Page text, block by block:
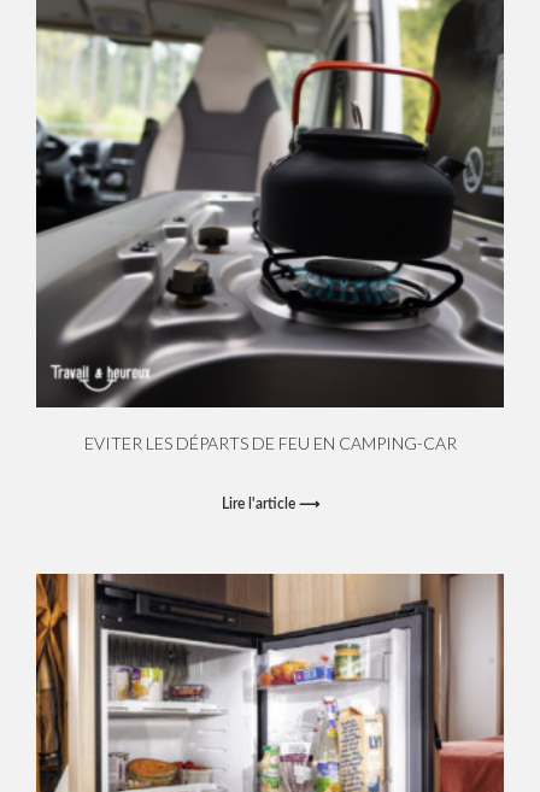
EVITER LES DÉPARTS DE FEU EN CAMPING-CAR
Lire l'article ⟶